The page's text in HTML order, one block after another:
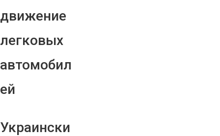
движение
легковых
автомобил
ей
Украински